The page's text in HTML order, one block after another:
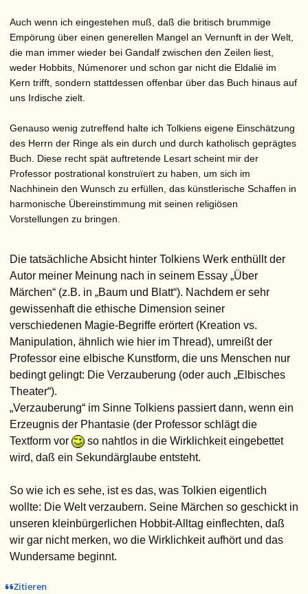
Auch wenn ich eingestehen muß, daß die britisch brummige
Empörung über einen generellen Mangel an Vernunft in der Welt,
die man immer wieder bei Gandalf zwischen den Zeilen liest,
weder Hobbits, Númenorer und schon gar nicht die Eldalië im
Kern trifft, sondern stattdessen offenbar über das Buch hinaus auf
uns Irdische zielt.
Genauso wenig zutreffend halte ich Tolkiens eigene Einschätzung
des Herrn der Ringe als ein durch und durch katholisch geprägtes
Buch. Diese recht spät auftretende Lesart scheint mir der
Professor postrational konstruïert zu haben, um sich im
Nachhinein den Wunsch zu erfüllen, das künstlerische Schaffen in
harmonische Übereinstimmung mit seinen religiösen
Vorstellungen zu bringen.
Die tatsächliche Absicht hinter Tolkiens Werk enthüllt der
Autor meiner Meinung nach in seinem Essay „Über
Märchen“ (z.B. in „Baum und Blatt“). Nachdem er sehr
gewissenhaft die ethische Dimension seiner
verschiedenen Magie-Begriffe erörtert (Kreation vs.
Manipulation, ähnlich wie hier im Thread), umreißt der
Professor eine elbische Kunstform, die uns Menschen nur
bedingt gelingt: Die Verzauberung (oder auch „Elbisches
Theater“).
„Verzauberung“ im Sinne Tolkiens passiert dann, wenn ein
Erzeugnis der Phantasie (der Professor schlägt die
Textform vor
so nahtlos in die Wirklichkeit eingebettet
wird, daß ein Sekundärglaube entsteht.
So wie ich es sehe, ist es das, was Tolkien eigentlich
wollte: Die Welt verzaubern. Seine Märchen so geschickt in
unseren kleinbürgerlichen Hobbit-Alltag einflechten, daß
wir gar nicht merken, wo die Wirklichkeit aufhört und das
Wundersame beginnt.
Zitieren